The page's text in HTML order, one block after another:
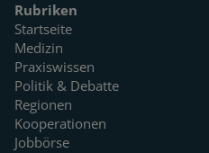
Rubriken
Startseite
Medizin
Praxiswissen
Politik & Debatte
Regionen
Kooperationen
Jobbörse